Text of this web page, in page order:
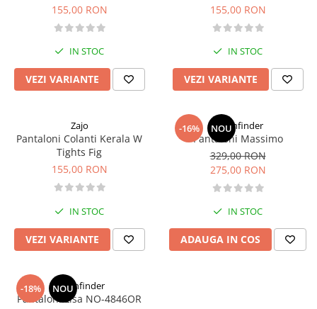
Rucsaci pana la 30 litri
Rucsaci intre 51 - 70 litri
Rucsaci impermeabili
CORTURI
Corturi 2 persoane
Corturi 3 persoane
Corturi 4 persoane
Corturi de familie
SALTELE
LANTERNE
IMBRACAMINTE
155,00 RON
IN STOC
VEZI VARIANTE
155,00 RON
IN STOC
VEZI VARIANTE
Zajo
Pantaloni Colanti Kerala W
Tights Fig
155,00 RON
IN STOC
VEZI VARIANTE
-16% NOU
Northfinder
Pantaloni Massimo
329,00 RON
275,00 RON
IN STOC
ADAUGA IN COS
-18% NOU
Northfinder
Pantaloni Lisa NO-4846OR